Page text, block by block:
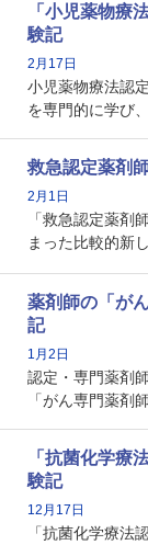
となります。取
数回ありますが
の証明になる資
「小児薬物療
験記
2月17日
小児薬物療法認
を専門的に学び
や、特有の疾患
深めることで、
る存在です。今
剤師の取得体験
救急認定薬剤
2月1日
「救急認定薬剤
まった比較的新
増えているので
な救急認定薬剤
す。
薬剤師の「が
記
1月2日
認定・専門薬剤
「がん専門薬剤
関する資格とし
剤師の専門性を
貢献する姿は、
かれる存在です。
「抗菌化学療
験記
12月17日
「抗菌化学療法